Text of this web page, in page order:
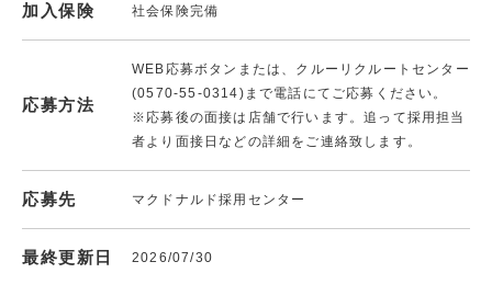
加入保険 社会保険完備
応募方法
WEB応募ボタンまたは、クルーリクルートセンター
(0570-55-0314)まで電話にてご応募ください。
※応募後の面接は店舗で行います。追って採用担当
者より面接日などの詳細をご連絡致します。
応募先 マクドナルド採用センター
最終更新日 2026/07/30